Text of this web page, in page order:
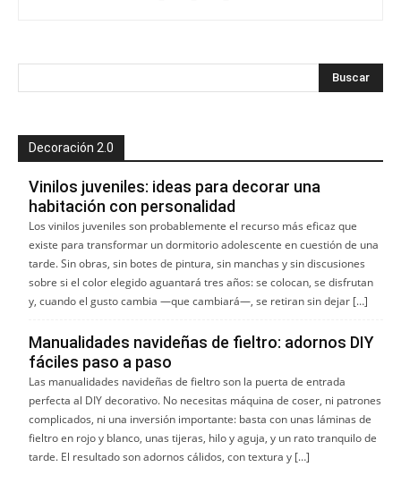
Decoración 2.0
Vinilos juveniles: ideas para decorar una
habitación con personalidad
Los vinilos juveniles son probablemente el recurso más eficaz que
existe para transformar un dormitorio adolescente en cuestión de una
tarde. Sin obras, sin botes de pintura, sin manchas y sin discusiones
sobre si el color elegido aguantará tres años: se colocan, se disfrutan
y, cuando el gusto cambia —que cambiará—, se retiran sin dejar […]
Manualidades navideñas de fieltro: adornos DIY
fáciles paso a paso
Las manualidades navideñas de fieltro son la puerta de entrada
perfecta al DIY decorativo. No necesitas máquina de coser, ni patrones
complicados, ni una inversión importante: basta con unas láminas de
fieltro en rojo y blanco, unas tijeras, hilo y aguja, y un rato tranquilo de
tarde. El resultado son adornos cálidos, con textura y […]